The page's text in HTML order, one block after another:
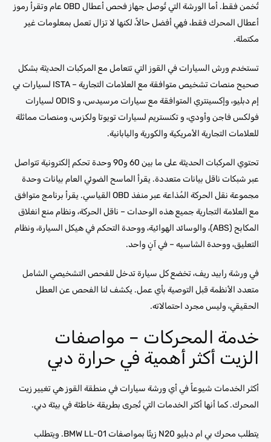
تُخمن فقط. أما الورشة التي تُوصل جهاز فحص أعطال OBD عام وتقرأ رموز
أعطال المحرك فقط، فهي أفضل حالاً، لكنها لا تزال تعمل بمعلومات غير
مكتملة.
تستخدم ورش السيارات في القوز التي تتعامل مع المركبات الحديثة بشكل
صحيح منصات تشخيص متوافقة مع العلامات التجارية – ISTA لسيارات بي
إم دبليو، وإكسينتري المتوافقة مع سيارات مرسيدس، و ODIS لسيارات
فولكس فاجن وأودي، و تكنستريم لسيارات تويوتا ولكزس، ومنصات مماثلة
للعلامات التجارية الأمريكية والكورية واليابانية.
تحتوي المركبات الحديثة على ما بين 60 و90 وحدة تحكم إلكترونية تتواصل
عبر شبكات ناقل بيانات متعددة. يقرأ الماسح الضوئي العام بيانات وحدة
مجموعة نقل الحركة المُذاعة عبر منفذ OBD القياسي. يقرأ برنامج متوافق
مع العلامة التجارية جميع هذه الوحدات – ناقل الحركة، ونظام منع انغلاق
المكابح (ABS)، والوسائد الهوائية، ووحدة التحكم في هيكل السيارة، ونظام
التعليق، ووحدة الشاسيه – في آنٍ واحد.
في ورشة رابيد ريف، تخضع كل سيارة تدخل للفحص التشخيصي الشامل
متعدد الأنظمة قبل التوصية بأي عمل. يكشف لنا الفحص عن العطل
الحقيقي، وليس مجرد احتمالاته.
خدمة المحركات – مواصفات
الزيت أكثر أهمية في حرارة دبي
أكثر الخدمات شيوعاً في أي ورشة سيارات في منطقة القوز هي تغيير زيت
المحرك. كما أنها أكثر الخدمات التي تُجرى بطريقة خاطئة في بيئة دبي.
يتطلب محرك بي ام دبليو N20 زيتًا بمواصفات BMW LL-01. ويتطلب